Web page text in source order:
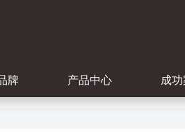
牌 产品中心 成